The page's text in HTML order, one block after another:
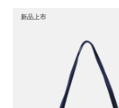
新品上市